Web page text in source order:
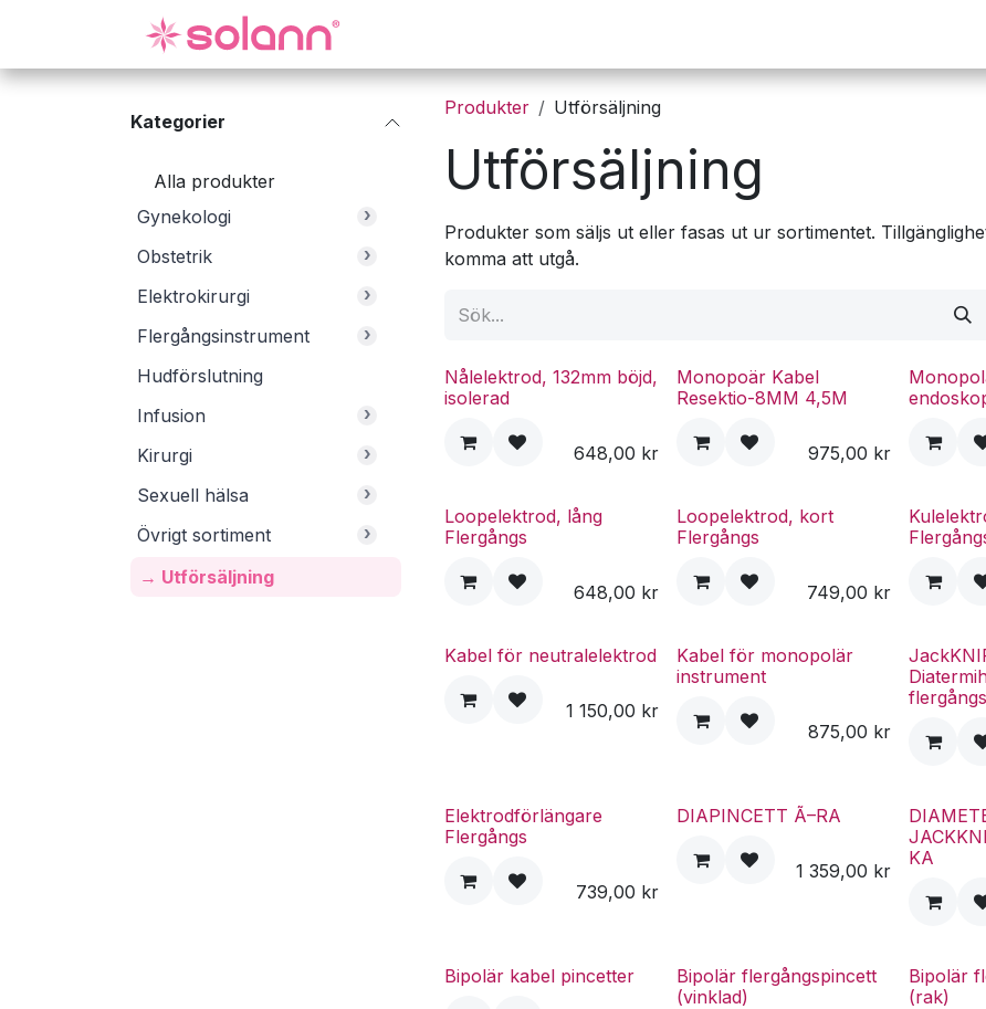
Kategorier
Alla produkter
Gynekologi
›
Obstetrik ›
Elektrokirurgi ›
Flergångsinstrument ›
Hudförslutning
Infusion
›
Kirurgi ›
Sexuell hälsa ›
Övrigt sortiment ›
→ Utförsäljning
Produkter Utförsäljning
Utförsäljning
Produkter som säljs ut eller fasas ut ur sortimentet.
komma att utgå.
Nålelektrod, 132mm böjd,
isolerad
648,00 kr
Monopoär Kabel
Resektio-8MM 4,5M
975,00 kr
Loopelektrod, lång
Flergångs
648,00 kr
Loopelektrod, kort
Flergångs
749,00 kr
Kabel för neutralelektrod
1 150,00 kr
Kabel för monopolär
instrument
875,00 kr
flergångs
Elektrodförlängare
Flergångs
739,00 kr
DIAPINCETT Ã–RA
1 359,00 kr
KA
Bipolär kabel pincetter
Bipolär flergångspincett
(vinklad)
Bipolär
(rak)